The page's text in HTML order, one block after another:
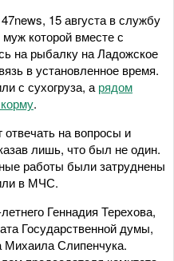
15 августа в службу
которой вместе с
на рыбалку на Ладожское
в установленное время.
с сухогруза, а рядом
.
на вопросы и
лишь, что был не один.
работы были затруднены
в МЧС.
Геннадия Терехова,
Государственной думы,
Михаила Слипенчука.